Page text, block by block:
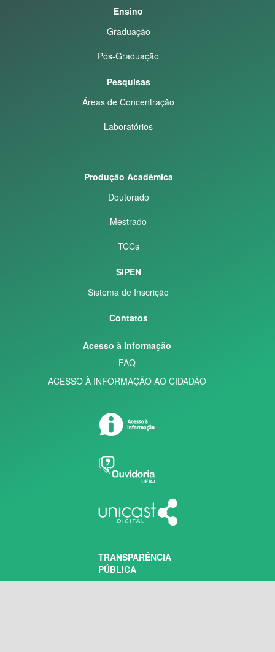
Ensino
Graduação
Pós-Graduação
Pesquisas
Áreas de Concentração
Laboratórios
Produção Acadêmica
Doutorado
Mestrado
TCCs
SIPEN
Sistema de Inscrição
Contatos
Acesso à Informação
FAQ
ACESSO À INFORMAÇÃO AO CIDADÃO
TRANSPARÊNCIA
PÚBLICA